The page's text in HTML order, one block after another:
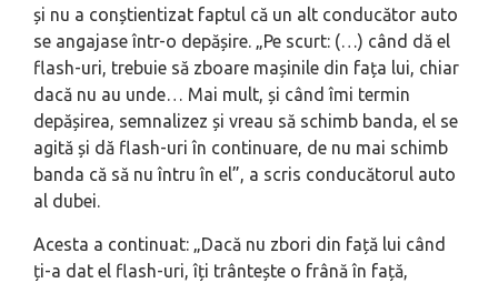
și nu a conștientizat faptul că un alt conducător auto
se angajase într-o depășire. „Pe scurt: (…) când dă el
flash-uri, trebuie să zboare mașinile din fața lui, chiar
dacă nu au unde… Mai mult, și când îmi termin
depășirea, semnalizez și vreau să schimb banda, el se
agită și dă flash-uri în continuare, de nu mai schimb
banda că să nu întru în el”, a scris conducătorul auto
al dubei.
Acesta a continuat: „Dacă nu zbori din față lui când
ți-a dat el flash-uri, îți trântește o frână în față,